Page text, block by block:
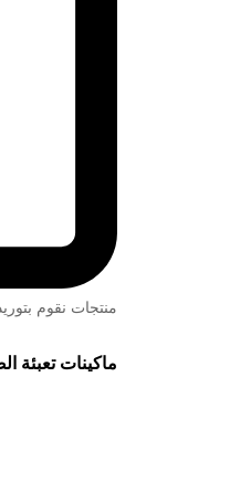
منتجات نقوم
ماكينات تعبئة